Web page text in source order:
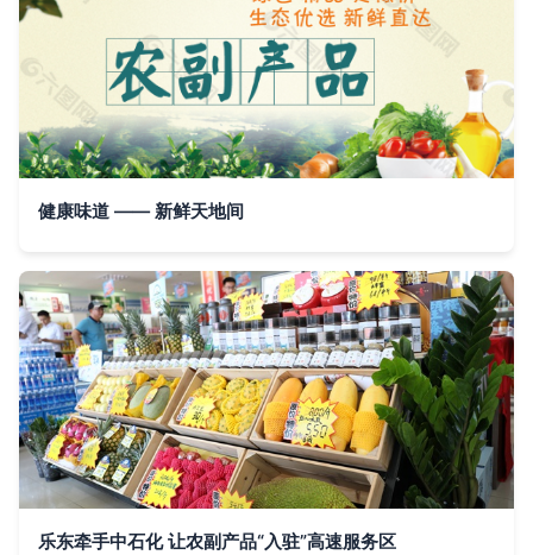
健康味道 —— 新鲜天地间
乐东牵手中石化 让农副产品“入驻”高速服务区